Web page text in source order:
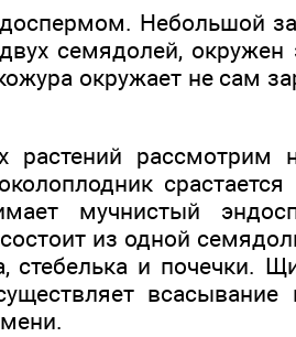
Небольшой
семядолей,
окружает не сам
растений рассмотрим
мучнистый
из одной
и почечки.
всасывание